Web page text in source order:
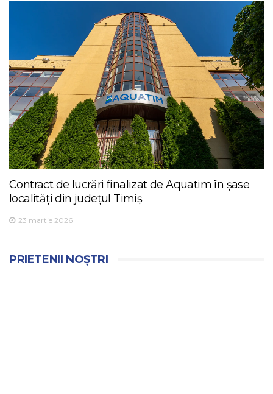
Contract de lucrări finalizat de Aquatim în șase
localități din județul Timiș
23 martie 2026
PRIETENII NOȘTRI